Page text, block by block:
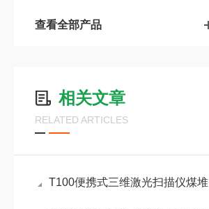
查看全部产品
相关文章
RELATED ARTICLES
T100便携式三维激光扫描仪煤堆实测案例